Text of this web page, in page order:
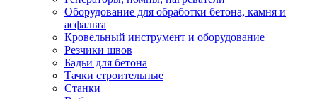
Оборудование для обработки бетона, камня и
асфальта
Кровельный инструмент и оборудование
Резчики швов
Бадьи для бетона
Тачки строительные
Станки